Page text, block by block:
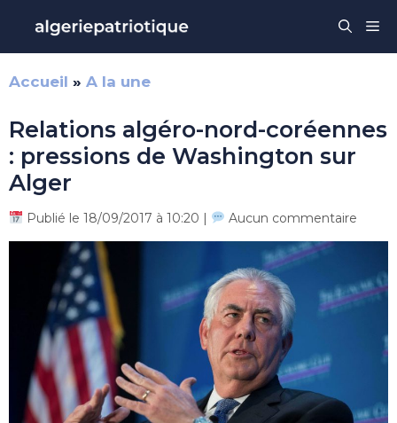
contenu
Accueil » A la une
Relations algéro-nord-coréennes
: pressions de Washington sur
Alger
Publié le 18/09/2017 à 10:20 | Aucun commentaire